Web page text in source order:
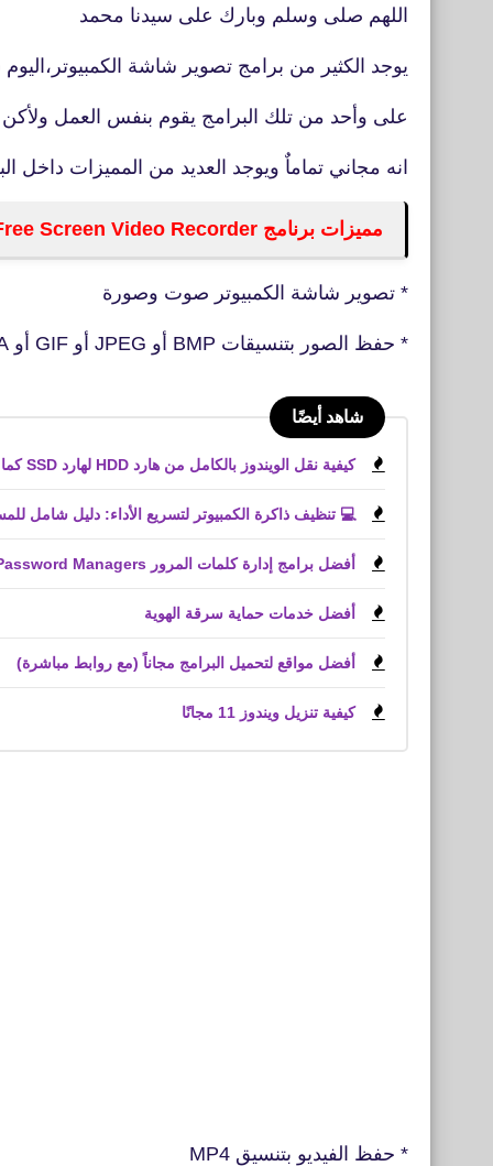
اللهم صلى وسلم وبارك على سيدنا محمد
يوجد الكثير من برامج تصوير شاشة
على وأحد من تلك البرامج يقوم بنفس العمل ولأكن
انه مجاني تماماٌ ويوجد العديد من المميزات داخل
مميزات برنامج Free Screen Video Recorder
* تصوير شاشة الكمبيوتر صوت وصورة
* حفظ الصور بتنسيقات BMP أو JPEG أو GIF أو TGA أو PNG
شاهد أيضًا
كيفية نقل الويندوز بالكامل من هارد HDD لهارد SSD كما هو بدون فقد أي ملفات
💻 تنظيف ذاكرة الكمبيوتر لتسريع الأداء: دليل شامل
أفضل برامج إدارة كلمات المرور Best Password Managers
أفضل خدمات حماية سرقة الهوية
أفضل مواقع لتحميل البرامج مجاناً (مع روابط مباشرة)
كيفية تنزيل ويندوز 11 مجانًا
* حفظ الفيديو بتنسيق MP4